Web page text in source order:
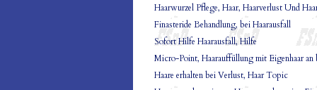
Haarwurzel Pflege, Haar, Haarverlust Und
Finasteride Behandlung, bei Haarausfall
Sofort Hilfe Haarausfall, Hilfe
Micro-Point, Haarauffüllung mit Eigenhaar an
Haare erhalten bei Verlust, Haar Topic